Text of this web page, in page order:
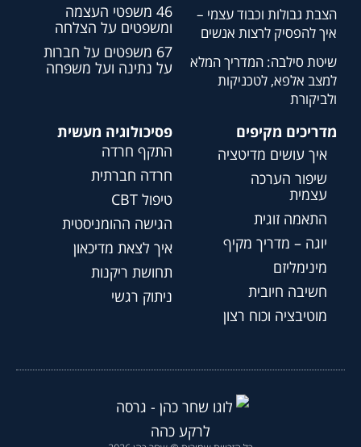
הצבת גבולות וכבוד עצמי –
איך להפסיק לרצות אנשים
שיטת סילבה: המדריך המלא
למצב אלפא, לטכניקות
ולביקורת
46 משפטי העצמה
ומשפטים על הצלחה
67 משפטים על חברות
על נתינה ועל משפחה
מדריכים מקיפים
איך עושים מדיטציה
שיפור הערכה
עצמית
התאמה זוגית
יוגה – מדריך מקיף
מינימליזם
חשיבה חיובית
מוטיבציה וכוח רצון
פסיכולוגיה מעשית
התקף חרדה
חרדה חברתית
טיפול CBT
הגישה ההומניסטית
איך לצאת מדיכאון
תחושת ריקנות
ניתוק רגשי